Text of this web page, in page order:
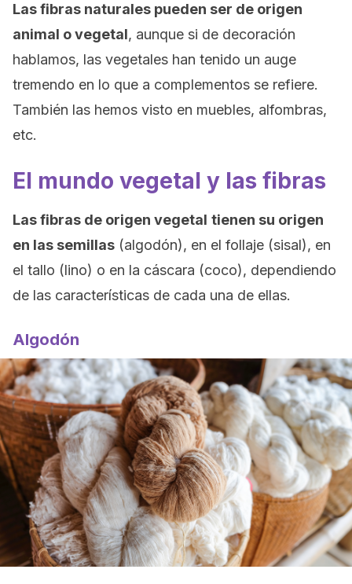
Las fibras naturales pueden ser de origen
animal o vegetal, aunque si de decoración
hablamos, las vegetales han tenido un auge
tremendo en lo que a complementos se refiere.
También las hemos visto en muebles, alfombras,
etc.
El mundo vegetal y las fibras
Las fibras de origen vegetal tienen su origen
en las semillas (algodón), en el follaje (sisal), en
el tallo (lino) o en la cáscara (coco), dependiendo
de las características de cada una de ellas.
Algodón